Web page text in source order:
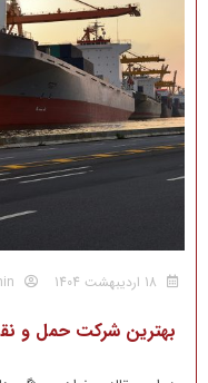
بهترین شرکت حمل و